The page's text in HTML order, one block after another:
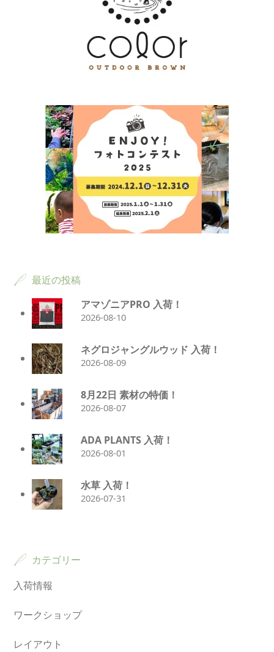
最近の投稿
アマゾニアPRO 入荷！
2026-08-10
ネグロジャングルウッド 入荷！
2026-08-09
8月22日 素材の特価！
2026-08-07
ADA PLANTS 入荷！
2026-08-01
水草 入荷！
2026-07-31
カテゴリー
入荷情報
ワークショップ
レイアウト